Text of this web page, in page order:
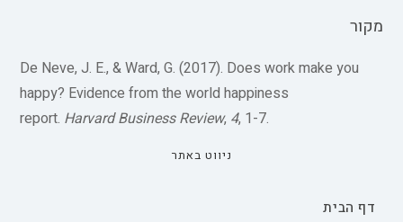
מקור
De Neve, J. E., & Ward, G. (2017). Does work make you
happy? Evidence from the world happiness
report. Harvard Business Review, 4, 1-7.
ניווט באתר
דף הבית